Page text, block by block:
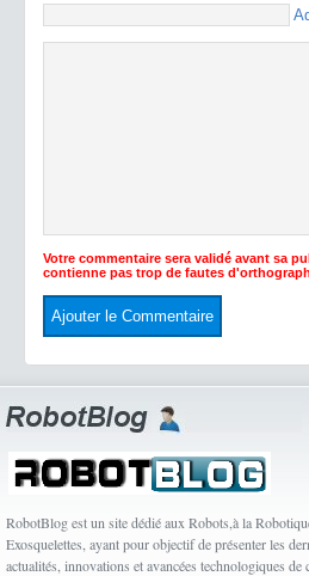
Votre commentaire sera validé avant sa
contienne pas trop de fautes
RobotBlog est un site dédié aux Robots,à la
Exosquelettes, ayant pour objectif de présenter les
actualités, innovations et avancées technologiques de